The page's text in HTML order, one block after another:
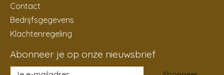
Contact
Bedrijfsgegevens
Klachtenregeling
Abonneer je op onze nieuwsbrief